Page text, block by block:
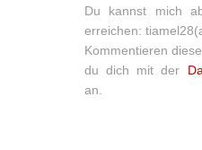
Du kannst mich
erreichen:
Kommentieren
du dich mit der
an.